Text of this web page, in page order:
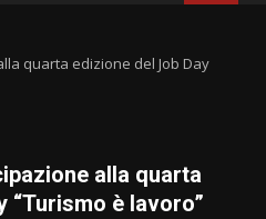
quarta edizione del Job Day
alla quarta
“Turismo è lavoro”